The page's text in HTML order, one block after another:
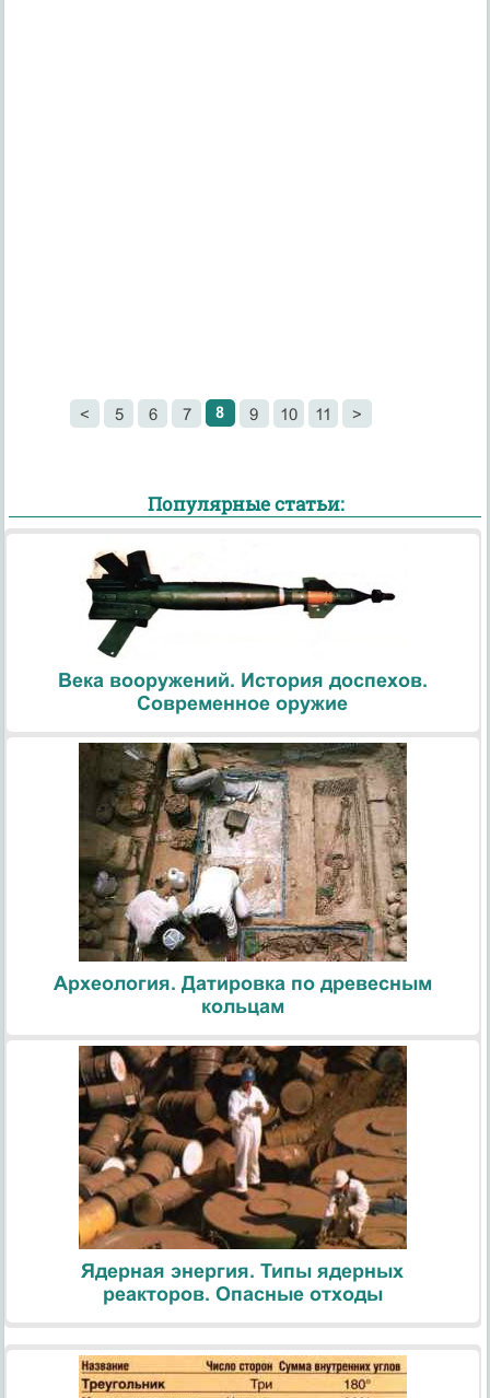
< 5 6 7 8 9 10 11 >
Популярные статьи:
Века вооружений. История доспехов.
Современное оружие
Археология. Датировка по древесным
кольцам
Ядерная энергия. Типы ядерных
реакторов. Опасные отходы